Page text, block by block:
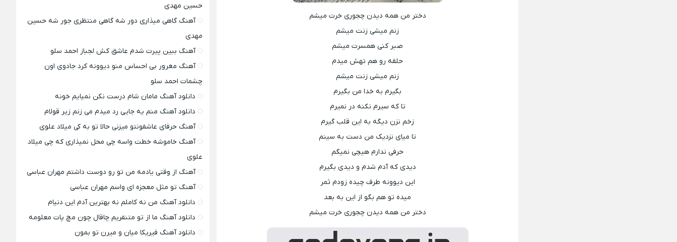
دختر من همه دیدن چجوری خرت میشم
زنم میشی زنت میشم
صبر کنی همسرت میشم
حلقه رو هم تهش میدم
زنم میشی زنت میشم
بگیرم به خدا من بگیرم
تا که سیرم نکنه در نمیرم
زخم نزن دیگه به این قلب گیرم
تا میای نزدیک من دست به سینم
حرفی ندارم هیچی نمیگم
دیدی که آدم شدم و دیدی بگیرم
این دیوونه طرف چیده زودم ثمر
میده تو هم بگو از این به بعد
دختر من همه دیدن چجوری خرت میشم
حسین مهدی
آهنگ گاهی میذاری دور شه گاهی منتظری جور شه حسین
مهدی
آهنگ ببین پیرت شدم عاشق کش لجباز احمد سلو
آهنگ مغرور بی احساس منو دیوونه کرد جادوی اون
چشمات احمد سلو
دانلود آهنگ مامان شام درست نکن نمیایم خونه
دانلود آهنگ منم یه جایی رد میدم می زنم زیر قولام
آهنگ حرفای عاشقونتو میزنی حالا تو به کی میلاد علوی
آهنگ خاموشه خطت واسه چی محل نمیذاری که چی میلاد
علوی
آهنگ از وقتی یادمه من تو رو دوست داشتم مهران عباسی
آهنگ تو مثل معجزه ای واسم مهران عباسی
دانلود آهنگ من نه کاملم نه بهترین آدم این دنیام
دانلود آهنگ ما از تو متنفریم چاقال چون مچ پات معلومه
دانلود آهنگ فیریکا میان و میرن تو بمون